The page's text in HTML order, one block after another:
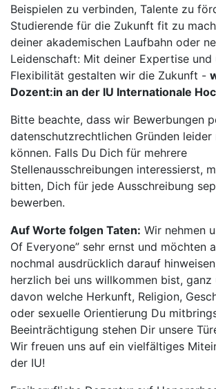
Beispielen zu verbinden, Talente zu
Studierende für die Zukunft fit zu
deiner akademischen Laufbahn oder
Leidenschaft: Mit deiner Expertise und
Flexibilität gestalten wir die Zukunft -
Dozent:in an der IU Internationale
Bitte beachte, dass wir Bewerbungen
datenschutzrechtlichen Gründen leider
können. Falls Du Dich für mehrere
Stellenausschreibungen interessierst,
bitten, Dich für jede Ausschreibung
bewerben.
Auf Worte folgen Taten: Wir nehmen
Of Everyone” sehr ernst und möchten
nochmal ausdrücklich darauf
herzlich bei uns willkommen bist, ganz
davon welche Herkunft, Religion,
oder sexuelle Orientierung Du
Beeinträchtigung stehen Dir unsere
Wir freuen uns auf ein vielfältiges
der IU!